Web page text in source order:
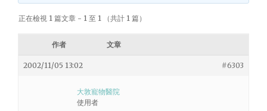
正在檢視 1 篇文章 - 1 至 1 （共計 1 篇）
作者 文章
2002/11/05 13:02 #6303
大敦寵物醫院
使用者